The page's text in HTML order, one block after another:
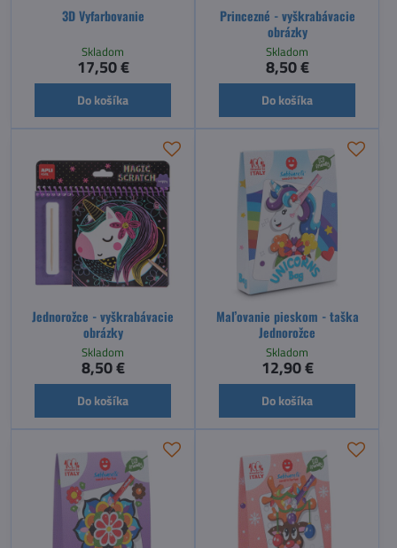
3D Vyfarbovanie
Skladom
17,50 €
Do košíka
Princezné - vyškrabávacie
obrázky
Skladom
8,50 €
Do košíka
Jednorožce - vyškrabávacie
obrázky
Skladom
8,50 €
Do košíka
Maľovanie pieskom - taška
Jednorožce
Skladom
12,90 €
Do košíka